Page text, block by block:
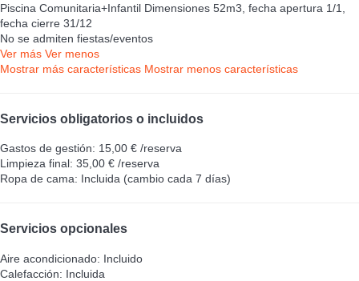
Piscina Comunitaria+Infantil Dimensiones 52m3, fecha apertura 1/1,
fecha cierre 31/12
No se admiten fiestas/eventos
Ver más Ver menos
Mostrar más características Mostrar menos características
Servicios obligatorios o incluidos
Gastos de gestión: 15,00 € /reserva
Limpieza final: 35,00 € /reserva
Ropa de cama: Incluida (cambio cada 7 días)
Servicios opcionales
Aire acondicionado: Incluido
Calefacción: Incluida